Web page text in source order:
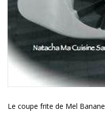
Le coupe frite de Mel Banane